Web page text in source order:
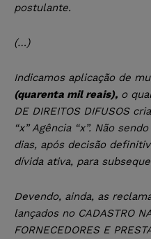
postulante.
(…)
Indicamos aplicação de
(quarenta mil reais), o
DE DIREITOS DIFUSOS
“x” Agência “x”. Não
dias, após decisão
dívida ativa, para
Devendo, ainda, as
lançados no CADASTRO
FORNECEDORES E